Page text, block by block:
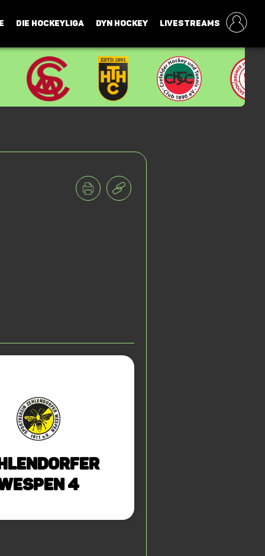
DIE HOCKEYLIGA DYN HOCKEY LIVESTREAMS
4